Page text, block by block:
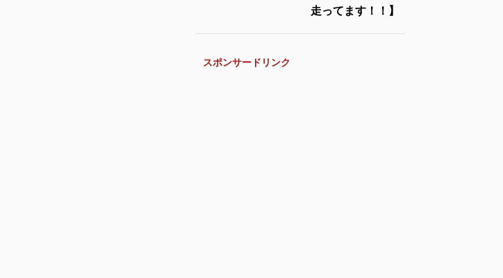
走ってます！！】
スポンサードリンク